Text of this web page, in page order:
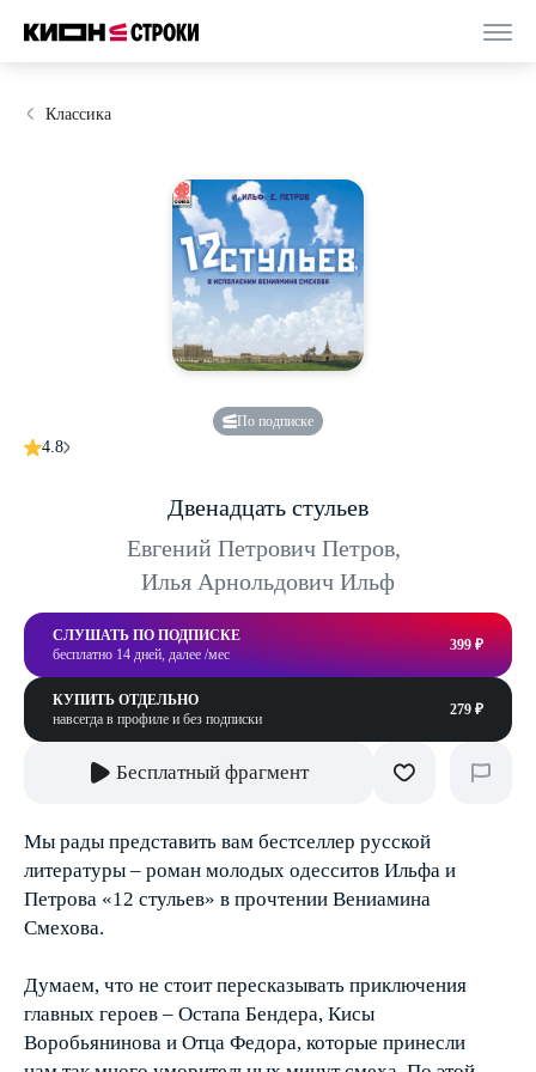
Классика
По подписке
4.8
Двенадцать стульев
Евгений Петрович Петров,
Илья Арнольдович Ильф
СЛУШАТЬ ПО ПОДПИСКЕ
бесплатно 14 дней, далее /мес
399 ₽
КУПИТЬ ОТДЕЛЬНО
навсегда в профиле и без подписки
279 ₽
Бесплатный фрагмент
Мы рады представить вам бестселлер русской
литературы – роман молодых одесситов Ильфа и
Петрова «12 стульев» в прочтении Вениамина
Смехова.
Думаем, что не стоит пересказывать приключения
главных героев – Остапа Бендера, Кисы
Воробьянинова и Отца Федора, которые принесли